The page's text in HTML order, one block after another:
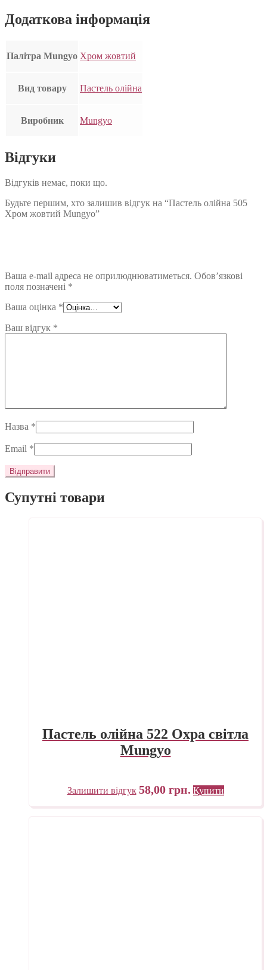
Додаткова інформація
Палітра Mungyo Хром жовтий
Вид товару Пастель олійна
Виробник Mungyo
Відгуки
Відгуків немає, поки що.
Будьте першим, хто залишив відгук на “Пастель олійна 505
Хром жовтий Mungyo”
Ваша e-mail адреса не оприлюднюватиметься. Обов’язкові
поля позначені *
Ваша оцінка *
Ваш відгук *
Назва *
Email *
Супутні товари
Пастель олійна 522 Охра світла
Mungyo
Залишити відгук 58,00 грн. Купити